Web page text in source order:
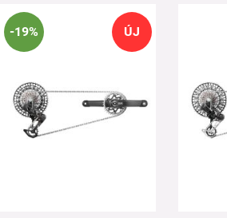
ÚJ
-19%